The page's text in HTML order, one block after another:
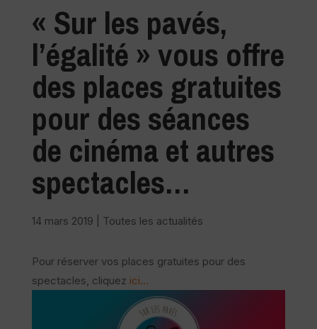
« Sur les pavés,
l’égalité » vous offre
des places gratuites
pour des séances
de cinéma et autres
spectacles…
14 mars 2019 Toutes les actualités
Pour réserver vos places gratuites pour des
spectacles, cliquez ici…